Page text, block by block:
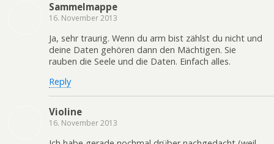
Sammelmappe
16. November 2013
Ja, sehr traurig. Wenn du arm bist zählst du nicht und
deine Daten gehören dann den Mächtigen. Sie
rauben die Seele und die Daten. Einfach alles.
Reply
Violine
16. November 2013